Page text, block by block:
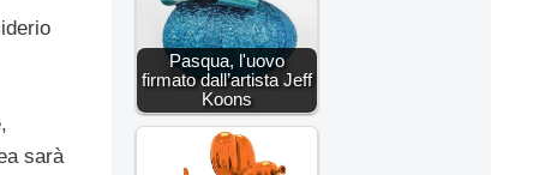
sarà
Pasqua, l'uovo
firmato dall’artista Jeff
Koons